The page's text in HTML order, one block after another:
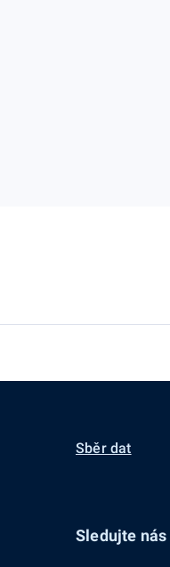
Sběr dat
Sledujte nás